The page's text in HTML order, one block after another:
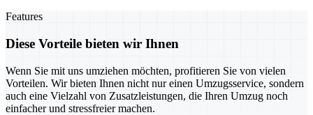
Features
Diese Vorteile bieten wir Ihnen
Wenn Sie mit uns umziehen möchten, profitieren Sie von vielen
Vorteilen. Wir bieten Ihnen nicht nur einen Umzugsservice, sondern
auch eine Vielzahl von Zusatzleistungen, die Ihren Umzug noch
einfacher und stressfreier machen.